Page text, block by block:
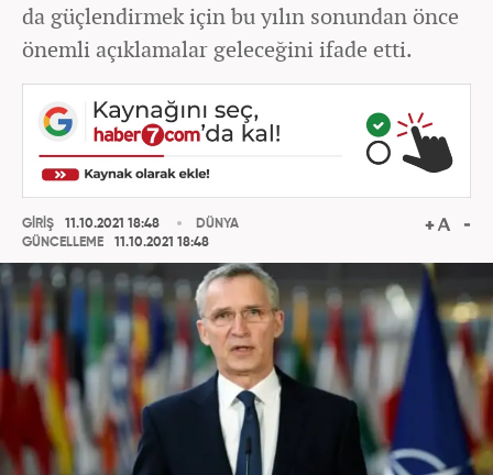
da güçlendirmek için bu yılın sonundan önce
önemli açıklamalar geleceğini ifade etti.
GİRİŞ
11.10.2021 18:48
GÜNCELLEME
11.10.2021 18:48
DÜNYA